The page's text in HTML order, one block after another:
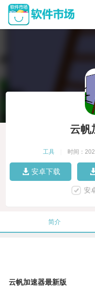
云帆
工具 时间：
安卓下载
安
简介
云帆加速器最新版